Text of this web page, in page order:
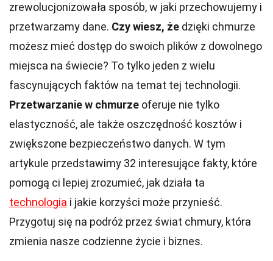
zrewolucjonizowała sposób, w jaki przechowujemy i
przetwarzamy dane. Czy wiesz, że dzięki chmurze
możesz mieć dostęp do swoich plików z dowolnego
miejsca na świecie? To tylko jeden z wielu
fascynujących faktów na temat tej technologii.
Przetwarzanie w chmurze oferuje nie tylko
elastyczność, ale także oszczędność kosztów i
zwiększone bezpieczeństwo danych. W tym
artykule przedstawimy 32 interesujące fakty, które
pomogą ci lepiej zrozumieć, jak działa ta
technologia i jakie korzyści może przynieść.
Przygotuj się na podróż przez świat chmury, która
zmienia nasze codzienne życie i biznes.